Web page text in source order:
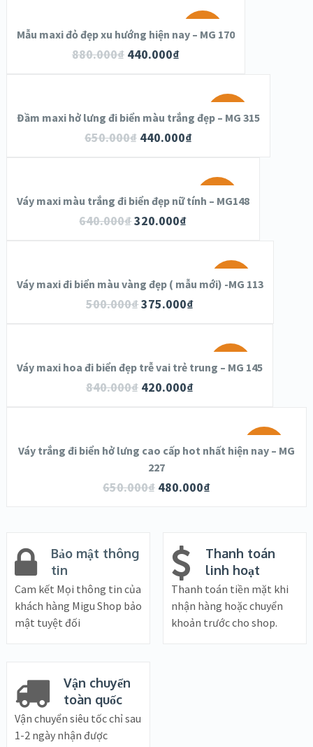
SALE!
Mẫu maxi đỏ đẹp xu hướng hiện nay – MG 170
880.000₫ 440.000₫
SALE!
Đầm maxi hở lưng đi biển màu trắng đẹp – MG 315
650.000₫ 440.000₫
SALE!
Váy maxi màu trắng đi biển đẹp nữ tính – MG148
640.000₫320.000₫
SALE!
Váy maxi đi biển màu vàng đẹp ( mẫu mới) -MG 113
500.000₫375.000₫
SALE!
Váy maxi hoa đi biển đẹp trễ vai trẻ trung – MG 145
840.000₫ 420.000₫
SALE!
Váy trắng đi biển hở lưng cao cấp hot nhất hiện nay – MG
227
650.000₫ 480.000₫
Bảo mật thông
tin
Cam kết Mọi thông tin của
khách hàng Migu Shop bảo
mật tuyệt đối
Thanh toán
linh hoạt
Thanh toán tiền mặt khi
nhận hàng hoặc chuyển
khoản trước cho shop.
Vận chuyển
toàn quốc
Vận chuyển siêu tốc chỉ sau
1-2 ngày nhận được